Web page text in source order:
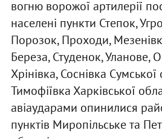
вогню ворожої артилерії
населені пункти Степок,
Порозок, Проходи,
Береза, Студенок, Уланове,
Хрінівка, Соснівка
Тимофіївка Харківської
авіаударами опинилися
пунктів Миропільське та